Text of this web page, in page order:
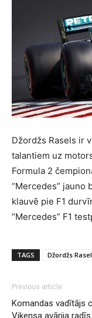
Džordžs Rasels ir
talantiem uz
Formula 2
“Mercedes” jauno
klauvē pie F1
“Mercedes” F1
TAGS Džordžs
Previous article
Komandas vadītājs
Vikensa avārija